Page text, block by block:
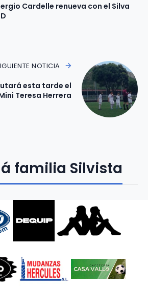
Cardelle renueva con el Silva
NOTICIA
esta tarde el
Teresa Herrera
familia Silvista